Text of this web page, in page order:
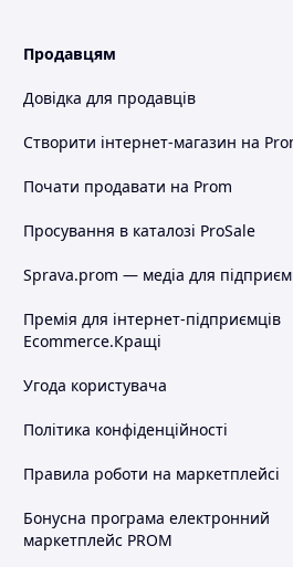
Продавцям
Довідка для продавців
Створити інтернет-магазин на
Почати продавати на Prom
Просування в каталозі ProSale
Sprava.prom — медіа для
Премія для інтернет-підприємців
Ecommerce.Кращі
Угода користувача
Політика конфіденційності
Правила роботи на маркетплейсі
Бонусна програма електронний
маркетплейс PROM